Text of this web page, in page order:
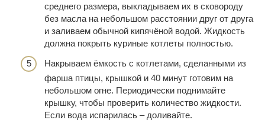
среднего размера, выкладываем их в сковороду
без масла на небольшом расстоянии друг от друга
и заливаем обычной кипячёной водой. Жидкость
должна покрыть куриные котлеты полностью.
Накрываем ёмкость с котлетами, сделанными из
фарша птицы, крышкой и 40 минут готовим на
небольшом огне. Периодически поднимайте
крышку, чтобы проверить количество жидкости.
Если вода испарилась – доливайте.